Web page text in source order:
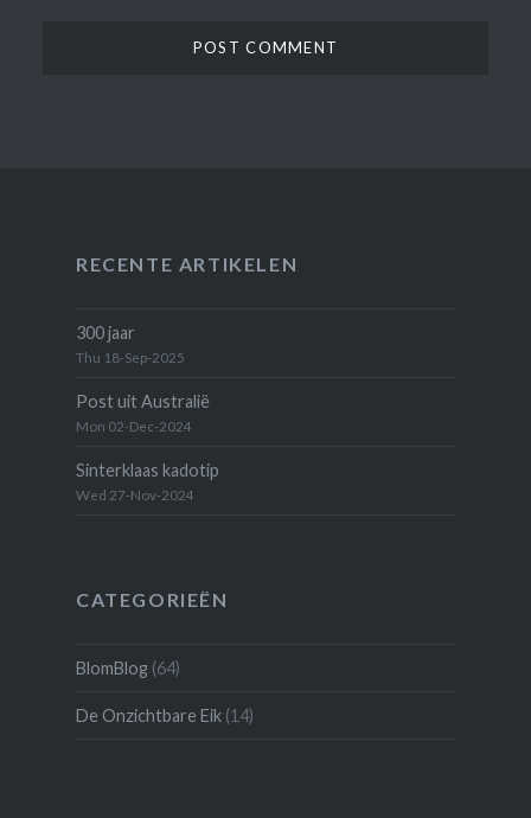
RECENTE ARTIKELEN
300 jaar
Thu 18-Sep-2025
Post uit Australië
Mon 02-Dec-2024
Sinterklaas kadotip
Wed 27-Nov-2024
CATEGORIEËN
BlomBlog (64)
De Onzichtbare Eik(14)